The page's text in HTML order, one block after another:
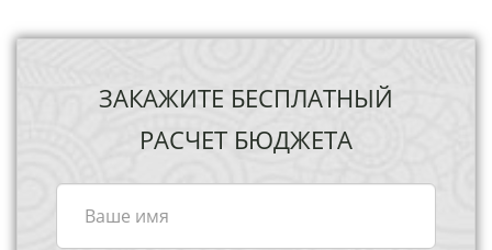
ЗАКАЖИТЕ БЕСПЛАТНЫЙ
РАСЧЕТ БЮДЖЕТА